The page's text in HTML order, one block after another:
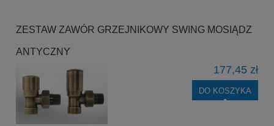
ZESTAW ZAWÓR GRZEJNIKOWY SWING MOSIĄDZ
ANTYCZNY
177,45 zł
DO KOSZYKA